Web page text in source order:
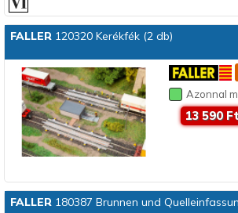
FALLER120320 Kerékfék (2 db)
Azonnal
13 590
FALLER180387 Brunnen und